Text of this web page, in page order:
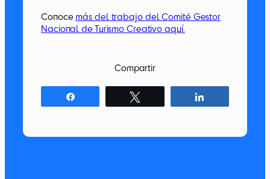
Conoce más del trabajo del Comité Gestor
Nacional de Turismo Creativo aquí.
Compartir